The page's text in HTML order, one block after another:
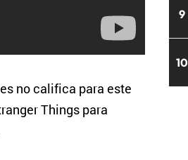
no califica para este
Things para
9
10